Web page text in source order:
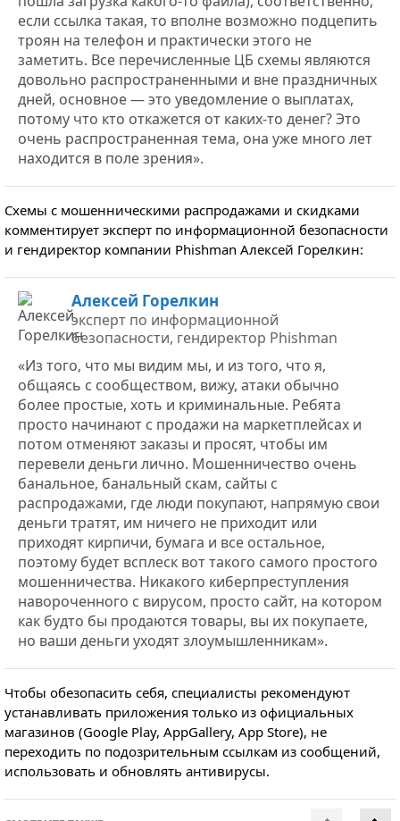
если ссылка такая, то вполне возможно подцепить
троян на телефон и практически этого не
заметить. Все перечисленные ЦБ схемы являются
довольно распространенными и вне праздничных
дней, основное — это уведомление о выплатах,
потому что кто откажется от каких-то денег? Это
очень распространенная тема, она уже много лет
находится в поле зрения».
Схемы с мошенническими распродажами и скидками
комментирует эксперт по информационной безопасности
и гендиректор компании Phishman Алексей Горелкин:
Алексей Горелкин
эксперт по информационной
безопасности, гендиректор Phishman
«Из того, что мы видим мы, и из того, что я,
общаясь с сообществом, вижу, атаки обычно
более простые, хоть и криминальные. Ребята
просто начинают с продажи на маркетплейсах и
потом отменяют заказы и просят, чтобы им
перевели деньги лично. Мошенничество очень
банальное, банальный скам, сайты с
распродажами, где люди покупают, напрямую свои
деньги тратят, им ничего не приходит или
приходят кирпичи, бумага и все остальное,
поэтому будет всплеск вот такого самого простого
мошенничества. Никакого киберпреступления
навороченного с вирусом, просто сайт, на котором
как будто бы продаются товары, вы их покупаете,
но ваши деньги уходят злоумышленникам».
Чтобы обезопасить себя, специалисты рекомендуют
устанавливать приложения только из официальных
магазинов (Google Play, AppGallery, App Store), не
переходить по подозрительным ссылкам из сообщений,
использовать и обновлять антивирусы.